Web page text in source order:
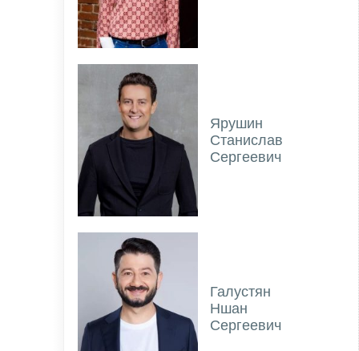
Ярушин
Станислав
Сергеевич
Галустян
Ншан
Сергеевич